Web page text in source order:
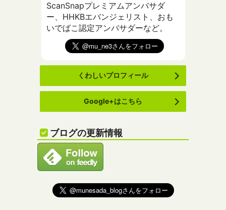
ScanSnapプレミアムアンバサダ
ー、HHKBエバンジェリスト、おも
いでばこ認定アンバサダーなど。
くわしいプロフィール
Google+はこちら
ブログの更新情報